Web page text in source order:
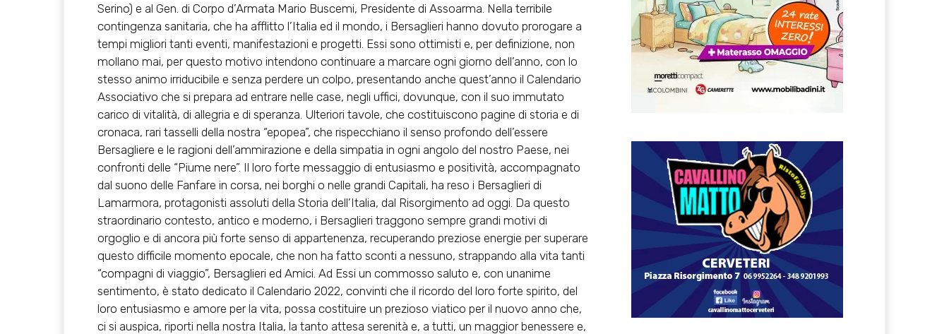
Serino) e al Gen. di Corpo d’Armata Mario Buscemi, Presidente di Assoarma. Nella terribile
contingenza sanitaria, che ha afflitto l’Italia ed il mondo, i Bersaglieri hanno dovuto prorogare a
tempi migliori tanti eventi, manifestazioni e progetti. Essi sono ottimisti e, per definizione, non
mollano mai, per questo motivo intendono continuare a marcare ogni giorno dell’anno, con lo
stesso animo irriducibile e senza perdere un colpo, presentando anche quest’anno il Calendario
Associativo che si prepara ad entrare nelle case, negli uffici, dovunque, con il suo immutato
carico di vitalità, di allegria e di speranza. Ulteriori tavole, che costituiscono pagine di storia e di
cronaca, rari tasselli della nostra “epopea”, che rispecchiano il senso profondo dell’essere
Bersagliere e le ragioni dell’ammirazione e della simpatia in ogni angolo del nostro Paese, nei
confronti delle “Piume nere”. Il loro forte messaggio di entusiasmo e positività, accompagnato
dal suono delle Fanfare in corsa, nei borghi o nelle grandi Capitali, ha reso i Bersaglieri di
Lamarmora, protagonisti assoluti della Storia dell’Italia, dal Risorgimento ad oggi. Da questo
straordinario contesto, antico e moderno, i Bersaglieri traggono sempre grandi motivi di
orgoglio e di ancora più forte senso di appartenenza, recuperando preziose energie per superare
questo difficile momento epocale, che non ha fatto sconti a nessuno, strappando alla vita tanti
“compagni di viaggio”, Bersaglieri ed Amici. Ad Essi un commosso saluto e, con unanime
sentimento, è stato dedicato il Calendario 2022, convinti che il ricordo del loro forte spirito, del
loro entusiasmo e amore per la vita, possa costituire un prezioso viatico per il nuovo anno che,
ci si auspica, riporti nella nostra Italia, la tanto attesa serenità e, a tutti, un maggior benessere e,